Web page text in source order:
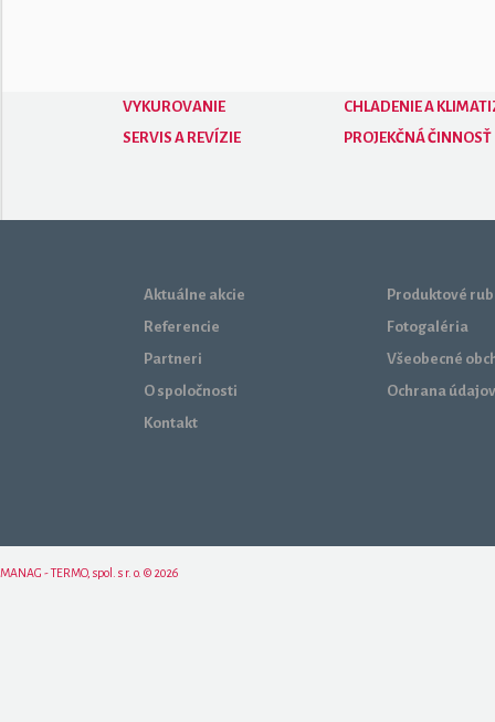
VYKUROVANIE
CHLADENIE A
SERVIS A REVÍZIE
PROJEKČNÁ ČINNOSŤ
Aktuálne akcie
Referencie
Partneri
O spoločnosti
Kontakt
Produktové
Fotogaléria
Všeobecné
Ochrana údajov
MANAG - TERMO, spol. s r. o. © 2026